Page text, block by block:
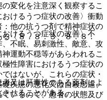
けるうつ症状の改善〉衝動
他の抗うつ剤で精神症状の
〔８．８．３、８．８．
又は肝毒性のある薬剤によ
せることがある。
変化を注意深く観察するこ
けるうつ症状の改善〉不
不眠、易刺激性、敵意、攻
運動不穏等があらわれるこ
性障害におけるうつ症状の
はないが、これらの症状・
疾患の悪化又は自殺念慮、
いるので、患者の状態及び